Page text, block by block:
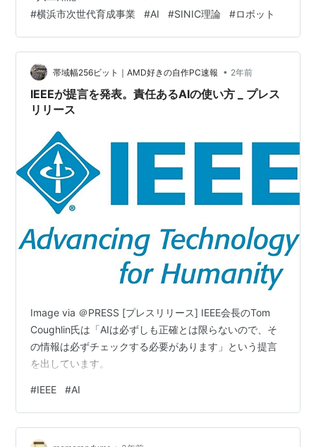
す。AIが大きく社会を変えてようとしている、このとて
も重要なタイミングで、ぜひ人間、AI、自然の未来を一
緒に想像してみませんか？ 私が優しく楽しくファシリテ
ートします！高校生だけでなく小中学生も参加可能！参
加者の親御さんも参加可能定…
#横浜市次世代育成事業 #AI #SINIC理論 #ロボット
帯域幅256ビット｜AMD好きの自作PC速報 • 2年前
IEEEが提言を発表。責任あるAIの使い方 _ プレス
リリース
Image via ＠PRESS [プレスリリース] IEEE会長のTom
Coughlin氏は「AIは必ずしも正確とは限らないので、そ
の情報は必ずチェックする必要があります」という提言
を出しています。
#IEEE #AI